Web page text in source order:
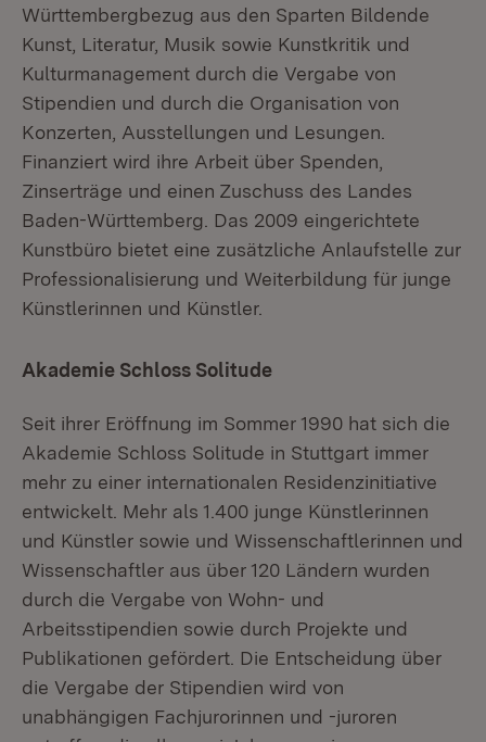
Württembergbezug aus den Sparten Bildende
Kunst, Literatur, Musik sowie Kunstkritik und
Kulturmanagement durch die Vergabe von
Stipendien und durch die Organisation von
Konzerten, Ausstellungen und Lesungen.
Finanziert wird ihre Arbeit über Spenden,
Zinserträge und einen Zuschuss des Landes
Baden-Württemberg. Das 2009 eingerichtete
Kunstbüro bietet eine zusätzliche Anlaufstelle zur
Professionalisierung und Weiterbildung für junge
Künstlerinnen und Künstler.
Akademie Schloss Solitude
Seit ihrer Eröffnung im Sommer 1990 hat sich die
Akademie Schloss Solitude in Stuttgart immer
mehr zu einer internationalen Residenzinitiative
entwickelt. Mehr als 1.400 junge Künstlerinnen
und Künstler sowie und Wissenschaftlerinnen und
Wissenschaftler aus über 120 Ländern wurden
durch die Vergabe von Wohn- und
Arbeitsstipendien sowie durch Projekte und
Publikationen gefördert. Die Entscheidung über
die Vergabe der Stipendien wird von
unabhängigen Fachjurorinnen und -juroren